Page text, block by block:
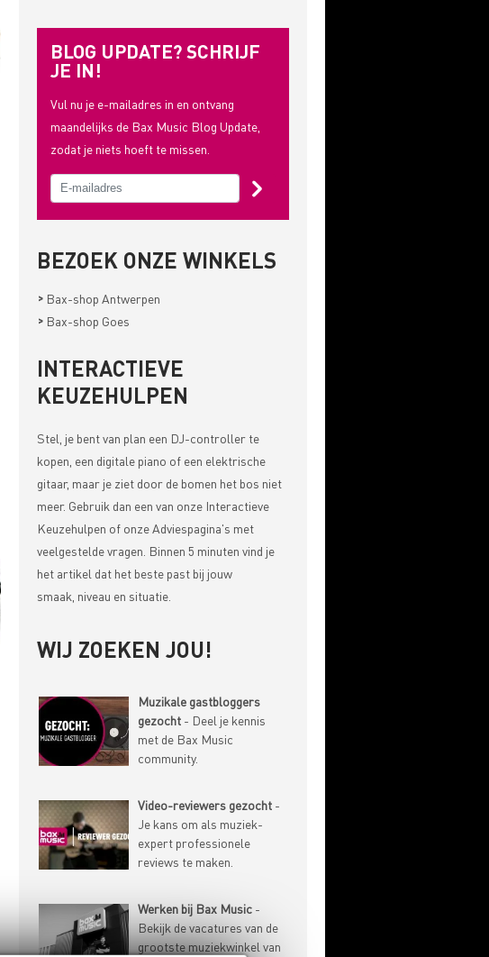
BLOG UPDATE? SCHRIJF
JE IN!
Vul nu je e-mailadres in en ontvang
maandelijks de Bax Music Blog Update,
zodat je niets hoeft te missen.
BEZOEK ONZE WINKELS
> Bax-shop Antwerpen
> Bax-shop Goes
INTERACTIEVE
KEUZEHULPEN
Stel, je bent van plan een DJ-controller te
kopen, een digitale piano of een elektrische
gitaar, maar je ziet door de bomen het bos niet
meer. Gebruik dan een van onze Interactieve
Keuzehulpen of onze Adviespagina's met
veelgestelde vragen . Binnen 5 minuten vind je
het artikel dat het beste past bij jouw
smaak, niveau en situatie.
WIJ ZOEKEN JOU!
Muzikale gastbloggers
gezocht - Deel je kennis
met de Bax Music
community.
Video-reviewers gezocht -
Je kans om als muziek-
expert professionele
reviews te maken.
Werken bij Bax Music -
Bekijk de vacatures van de
grootste muziekwinkel van